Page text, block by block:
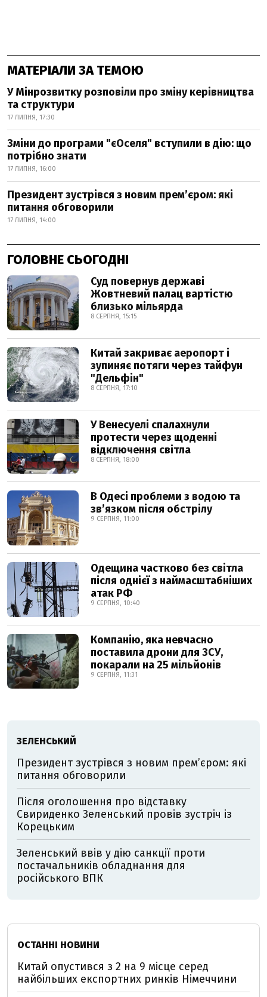
МАТЕРІАЛИ ЗА ТЕМОЮ
У Мінрозвитку розповіли про зміну керівництва
та структури
17 ЛИПНЯ, 17:30
Зміни до програми "єОселя" вступили в дію: що
потрібно знати
17 ЛИПНЯ, 16:00
Президент зустрівся з новим прем’єром: які
питання обговорили
17 ЛИПНЯ, 14:00
ГОЛОВНЕ СЬОГОДНІ
Суд повернув державі
Жовтневий палац вартістю
близько мільярда
8 СЕРПНЯ, 15:15
Китай закриває аеропорт і
зупиняє потяги через тайфун
"Дельфін"
8 СЕРПНЯ, 17:10
У Венесуелі спалахнули
протести через щоденні
відключення світла
8 СЕРПНЯ, 18:00
В Одесі проблеми з водою та
звʼязком після обстрілу
9 СЕРПНЯ, 11:00
Одещина частково без світла
після однієї з наймасштабніших
атак РФ
9 СЕРПНЯ, 10:40
Компанію, яка невчасно
поставила дрони для ЗСУ,
покарали на 25 мільйонів
9 СЕРПНЯ, 11:31
ЗЕЛЕНСЬКИЙ
Президент зустрівся з новим прем’єром: які
питання обговорили
Після оголошення про відставку
Свириденко Зеленський провів зустріч із
Корецьким
Зеленський ввів у дію санкції проти
постачальників обладнання для
російського ВПК
ОСТАННІ НОВИНИ
Китай опустився з 2 на 9 місце серед
найбільших експортних ринків Німеччини